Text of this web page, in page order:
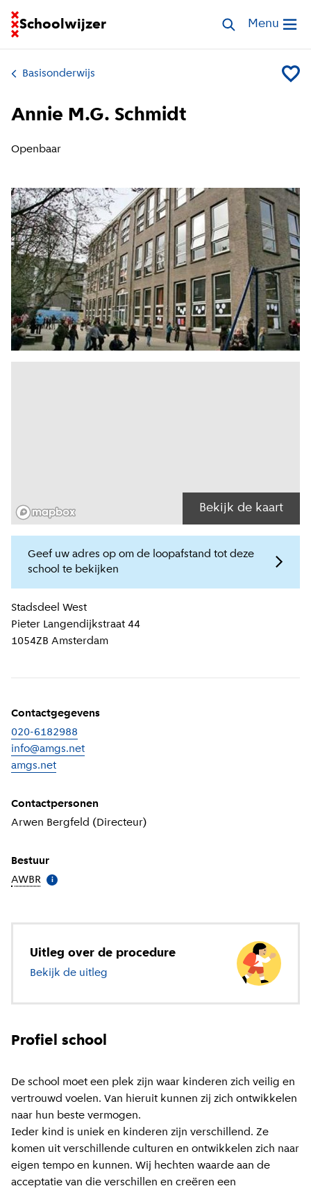
Schoolwijzer
Ga naar homepage van SchoolwijzerZoek scholen
Open
Menu
Basisonderwijs Voeg
Annie M.G. Schmidt
Openbaar
Bekijk de kaart
Geef uw adres op om de loopafstand tot deze
school te bekijken
Locatiegegevens
Stadsdeel West
Pieter Langendijkstraat 44
1054ZB Amsterdam
Contactgegevens
020-6182988
info@amgs.net
amgs.net
Contactpersonen
Arwen Bergfeld (Directeur)
Bestuur
AWBR Meer informatie
i
Uitleg over de procedure
Bekijk de uitleg
Profiel school
De school moet een plek zijn waar kinderen zich veilig en
vertrouwd voelen. Van hieruit kunnen zij zich ontwikkelen
naar hun beste vermogen.
Ieder kind is uniek en kinderen zijn verschillend. Ze
komen uit verschillende culturen en ontwikkelen zich naar
eigen tempo en kunnen. Wij hechten waarde aan de
acceptatie van die verschillen en creëren een